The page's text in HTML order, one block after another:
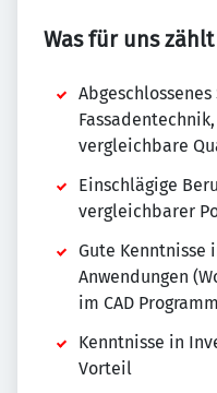
Was für uns zählt
vergleichbare
Einschlägige
vergleichbarer
Gute Kenntnisse
Anwendungen
im CAD
Kenntnisse in
Vorteil